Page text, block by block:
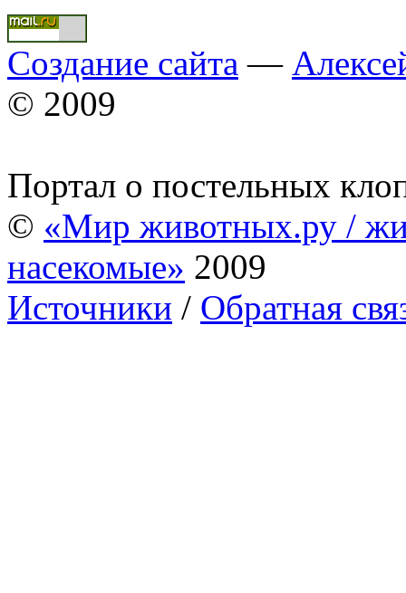
Создание сайта —
© 2009
Портал о постельных
© «Мир животных.ру /
насекомые» 2009
Источники / Обратная